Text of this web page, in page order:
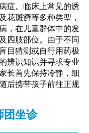
症。临床上常见的诱
花斑癣等多种类型，
，在儿童群体中的发
四肢部位。由于不同
目猜测或自行用药极
辨识知识并寻求专业
长首先保持冷静，细
后携带孩子前往正规
团坐诊